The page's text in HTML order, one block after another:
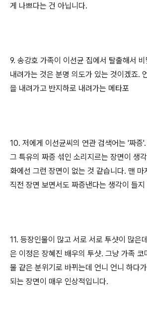
게 나쁘다는 건 아닙니다.
9. 송강호 가족이 이선균 집에서 탈출해서
내려가는 것은 분명 의도가 있는 것이겠죠.
을 내려가고 반지하로 내려가는 메타포
10. 저에게 이선균씨의 연관 검색어는 '짜증
그 특유의 짜증 섞인 소리지르는 장면이 생
화에선 그런 장면이 없는 것 같습니다. 맨 마
직전 장면 보면서도 짜증낸다는 생각이 들
11. 등장인물이 많고 서로 서로 투샷이 많은
은 이정은 장혜진 배우의 투샷. 그냥 가족 코
물 같은 분위기로 바뀌는데 언니 언니 하다
되는 장면이 매우 인상적입니다.